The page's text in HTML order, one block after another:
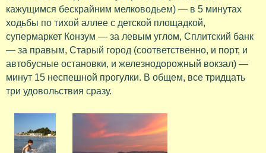
кажущимся бескрайним мелководьем) — в 5 минутах
ходьбы по тихой аллее с детской площадкой,
супермаркет Конзум — за левым углом, Сплитский банк
— за правым, Старый город (соответственно, и порт, и
автобусные остановки, и железнодорожный вокзал) —
минут 15 неспешной прогулки. В общем, все тридцать
три удовольствия сразу.